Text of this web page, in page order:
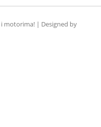
motorima! | Designed by